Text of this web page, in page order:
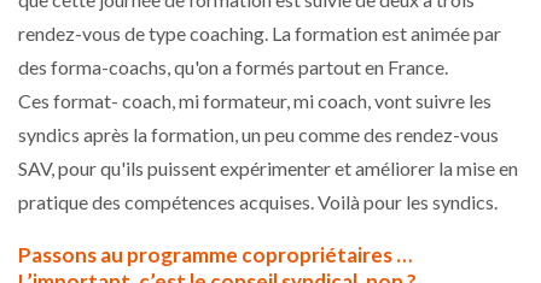
rendez-vous de type coaching. La formation est animée par
des forma-coachs, qu'on a formés partout en France.
Ces format- coach, mi formateur, mi coach, vont suivre les
syndics après la formation, un peu comme des rendez-vous
SAV, pour qu'ils puissent expérimenter et améliorer la mise en
pratique des compétences acquises. Voilà pour les syndics.
Passons au programme copropriétaires …